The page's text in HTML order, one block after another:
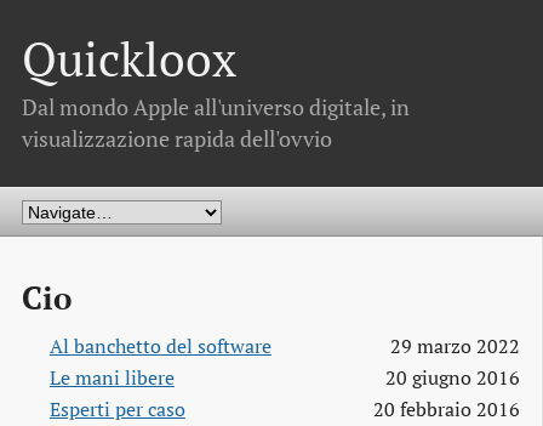
Quickloox
Dal mondo Apple all'universo digitale, in
visualizzazione rapida dell'ovvio
Cio
Al banchetto del software
29 marzo 2022
Le mani libere
20 giugno 2016
Esperti per caso
20 febbraio 2016